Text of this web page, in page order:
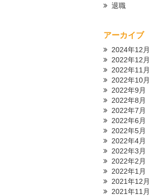
退職
アーカイブ
2024年12月
2022年12月
2022年11月
2022年10月
2022年9月
2022年8月
2022年7月
2022年6月
2022年5月
2022年4月
2022年3月
2022年2月
2022年1月
2021年12月
2021年11月